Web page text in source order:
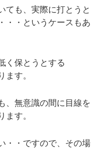
ても、実際に打とうと
・・というケースもあ
く保とうとする
ます。
、無意識の間に目線を
ます。
・・ですので、その場